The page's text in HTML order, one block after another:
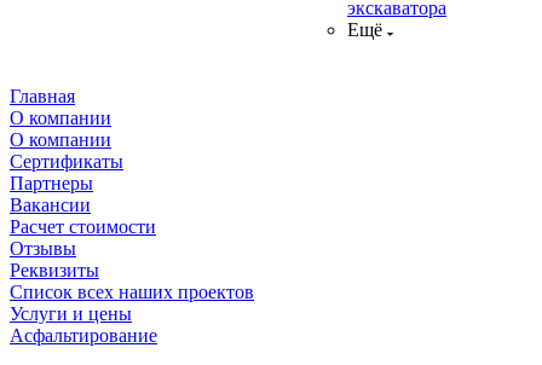
экскаватора
Ещё
Главная
О компании
О компании
Сертификаты
Партнеры
Вакансии
Расчет стоимости
Отзывы
Реквизиты
Список всех наших проектов
Услуги и цены
Асфальтирование